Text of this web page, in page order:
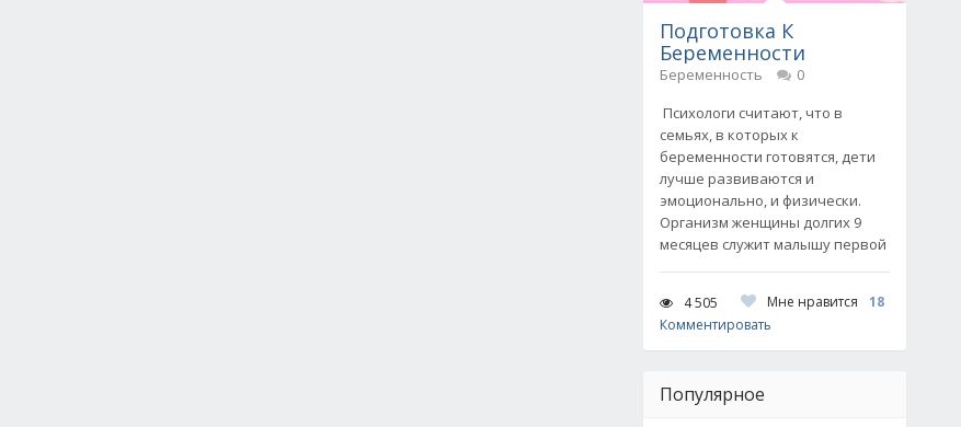
Подготовка К
Беременности
Беременность
0
Психологи считают, что в
семьях, в которых к
беременности готовятся, дети
лучше развиваются и
эмоционально, и физически.
Организм женщины долгих 9
месяцев служит малышу первой
4 505 Мне нравится
18
Комментировать
Популярное